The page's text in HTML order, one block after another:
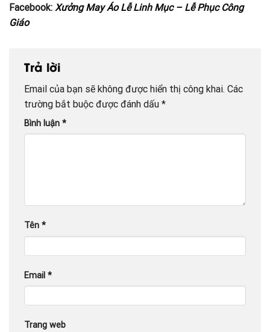
Facebook: Xưởng May Áo Lễ Linh Mục – Lễ Phục Công
Giáo
Trả lời
Email của bạn sẽ không được hiển thị công khai. Các
trường bắt buộc được đánh dấu *
Bình luận *
Tên *
Email *
Trang web